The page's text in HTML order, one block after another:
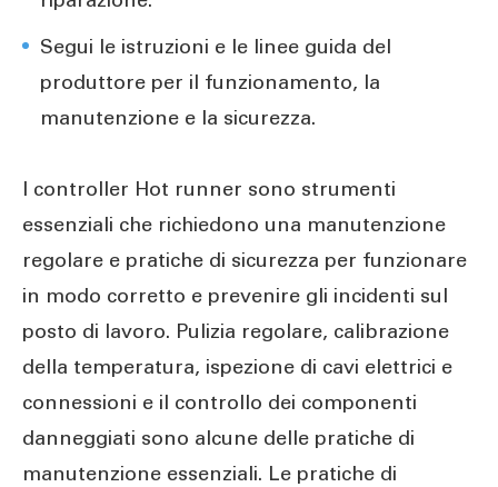
Segui le istruzioni e le linee guida del
produttore per il funzionamento, la
manutenzione e la sicurezza.
I controller Hot runner sono strumenti
essenziali che richiedono una manutenzione
regolare e pratiche di sicurezza per funzionare
in modo corretto e prevenire gli incidenti sul
posto di lavoro. Pulizia regolare, calibrazione
della temperatura, ispezione di cavi elettrici e
connessioni e il controllo dei componenti
danneggiati sono alcune delle pratiche di
manutenzione essenziali. Le pratiche di